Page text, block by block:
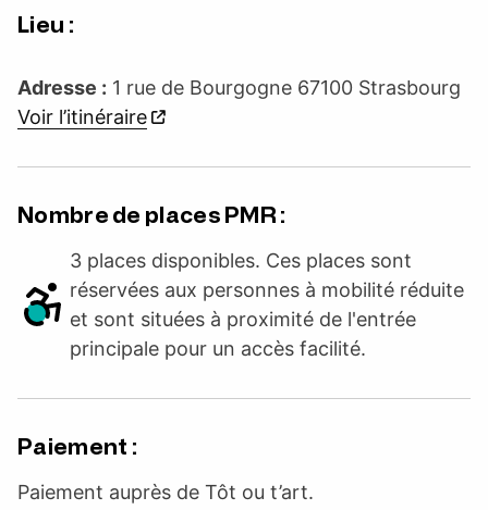
Lieu :
Adresse : 1 rue de Bourgogne 67100 Strasbourg
Voir l’itinéraire
Nombre de places PMR :
3 places disponibles. Ces places sont
réservées aux personnes à mobilité réduite
et sont situées à proximité de l'entrée
principale pour un accès facilité.
Paiement :
Paiement auprès de Tôt ou t’art.